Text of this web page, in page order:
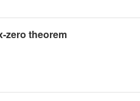
zero theorem